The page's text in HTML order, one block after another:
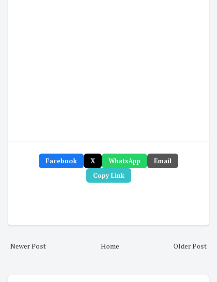
Facebook X WhatsApp
Email
Copy Link
Newer Post Older Post
Home